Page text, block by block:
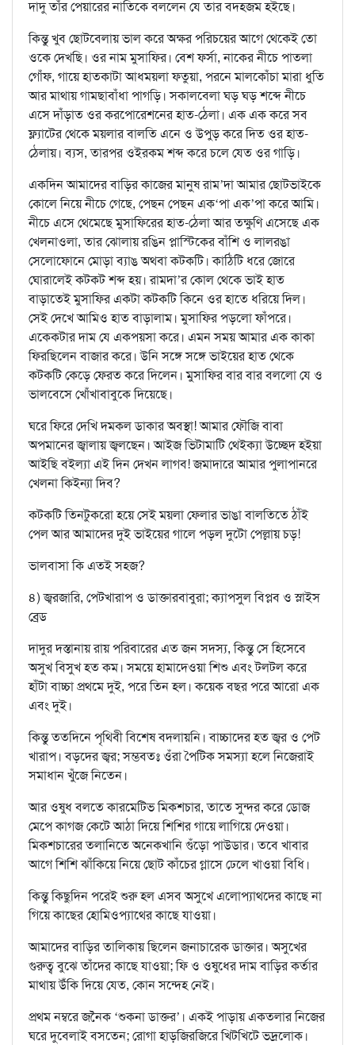
দাদু তাঁর পেয়ারের নাতিকে বললেন যে তার বদহজম হইছে।
কিন্তু খুব ছোটবেলায় ভাল করে অক্ষর পরিচয়ের আগে থেকেই তো
ওকে দেখছি। ওর নাম মুসাফির। বেশ ফর্সা, নাকের নীচে পাতলা
গোঁফ, গায়ে হাতকাটা আধময়লা ফতুয়া, পরনে মালকোঁচা মারা ধুতি
আর মাথায় গামছাবাঁধা পাগড়ি। সকালবেলা ঘড় ঘড় শব্দে নীচে
এসে দাঁড়াত ওর করপোরেশনের হাত-ঠেলা। এক এক করে সব
ফ্ল্যাটের থেকে ময়লার বালতি এনে ও উপুড় করে দিত ওর হাত-
ঠেলায়। ব্যস, তারপর ওইরকম শব্দ করে চলে যেত ওর গাড়ি।
একদিন আমাদের বাড়ির কাজের মানুষ রাম’দা আমার ছোটভাইকে
কোলে নিয়ে নীচে গেছে, পেছন পেছন এক‘পা এক’পা করে আমি।
নীচে এসে থেমেছে মুসাফিরের হাত-ঠেলা আর তক্ষুণি এসেছে এক
খেলনাওলা, তার ঝোলায় রঙিন প্লাস্টিকের বাঁশি ও লালরঙা
সেলোফোনে মোড়া ব্যাঙ অথবা কটকটি। কাঠিটি ধরে জোরে
ঘোরালেই কটকট শব্দ হয়। রামদা’র কোল থেকে ভাই হাত
বাড়াতেই মুসাফির একটা কটকটি কিনে ওর হাতে ধরিয়ে দিল।
সেই দেখে আমিও হাত বাড়ালাম। মুসাফির পড়লো ফাঁপরে।
একেকটার দাম যে একপয়সা করে। এমন সময় আমার এক কাকা
ফিরছিলেন বাজার করে। উনি সঙ্গে সঙ্গে ভাইয়ের হাত থেকে
কটকটি কেড়ে ফেরত করে দিলেন। মুসাফির বার বার বললো যে ও
ভালবেসে খোঁখাবাবুকে দিয়েছে।
ঘরে ফিরে দেখি দমকল ডাকার অবস্থা! আমার ফৌজি বাবা
অপমানের জ্বালায় জ্বলছেন। আইজ ভিটামাটি থেইক্যা উচ্ছেদ হইয়া
আইছি বইল্যা এই দিন দেখন লাগব! জমাদারে আমার পুলাপানরে
খেলনা কিইন্যা দিব?
কটকটি তিনটুকরো হয়ে সেই ময়লা ফেলার ভাঙা বালতিতে ঠাঁই
পেল আর আমাদের দুই ভাইয়ের গালে পড়ল দুটো পেল্লায় চড়!
ভালবাসা কি এতই সহজ?
৪) জ্বরজারি, পেটখারাপ ও ডাক্তারবাবুরা; ক্যাপসুল বিপ্লব ও স্লাইস
ব্রেড
দাদুর দস্তানায় রায় পরিবারের এত জন সদস্য, কিন্তু সে হিসেবে
অসুখ বিসুখ হত কম। সময়ে হামাদেওয়া শিশু এবং টলটল করে
হাঁটা বাচ্চা প্রথমে দুই, পরে তিন হল। কয়েক বছর পরে আরো এক
এবং দুই।
কিন্তু ততদিনে পৃথিবী বিশেষ বদলায়নি। বাচ্চাদের হত জ্বর ও পেট
খারাপ। বড়দের জ্বর; সম্ভবতঃ ওঁরা পৈটিক সমস্যা হলে নিজেরাই
সমাধান খুঁজে নিতেন।
আর ওষুধ বলতে কারমেটিভ মিকশচার, তাতে সুন্দর করে ডোজ
মেপে কাগজ কেটে আঠা দিয়ে শিশির গায়ে লাগিয়ে দেওয়া।
মিকশচারের তলানিতে অনেকখানি গুঁড়ো পাউডার। তবে খাবার
আগে শিশি ঝাঁকিয়ে নিয়ে ছোট কাঁচের গ্লাসে ঢেলে খাওয়া বিধি।
কিন্তু কিছুদিন পরেই শুরু হল এসব অসুখে এলোপ্যাথদের কাছে না
গিয়ে কাছের হোমিওপ্যাথের কাছে যাওয়া।
আমাদের বাড়ির তালিকায় ছিলেন জনাচারেক ডাক্তার। অসুখের
গুরুত্ব বুঝে তাঁদের কাছে যাওয়া; ফি ও ওষুধের দাম বাড়ির কর্তার
মাথায় উঁকি দিয়ে যেত, কোন সন্দেহ নেই।
প্রথম নম্বরে জনৈক ‘শুকনা ডাক্তর’। একই পাড়ায় একতলার নিজের
ঘরে দুবেলাই বসতেন; রোগা হাড়জিরজিরে খিটখিটে ভদ্রলোক।